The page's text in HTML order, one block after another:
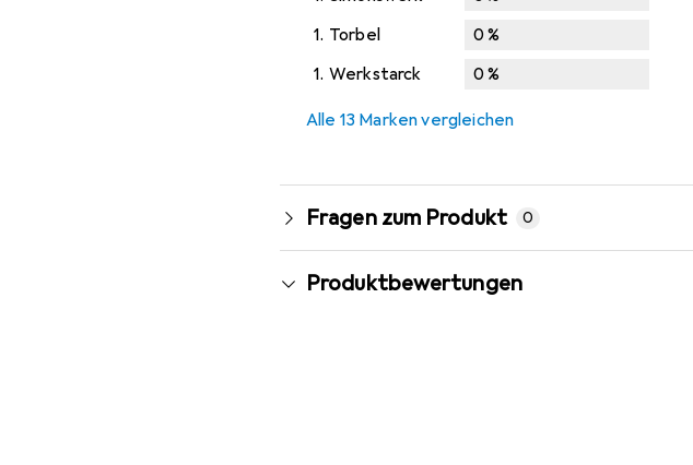
1. Torbel 0%
1. Werkstarck 0%
Alle 13 Marken vergleichen
Fragen zum Produkt 0
Produktbewertungen